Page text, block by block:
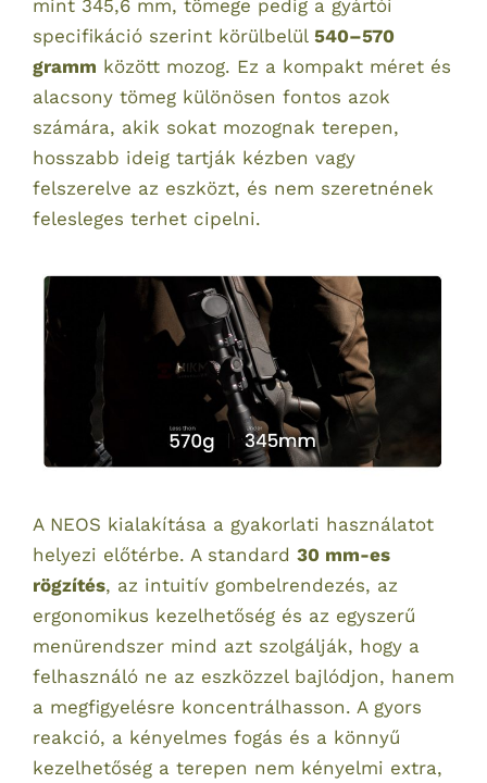
mint 345,6 mm, tömege pedig a gyártói
specifikáció szerint körülbelül 540–570
gramm között mozog. Ez a kompakt méret és
alacsony tömeg különösen fontos azok
számára, akik sokat mozognak terepen,
hosszabb ideig tartják kézben vagy
felszerelve az eszközt, és nem szeretnének
felesleges terhet cipelni.
A NEOS kialakítása a gyakorlati használatot
helyezi előtérbe. A standard 30 mm-es
rögzítés, az intuitív gombelrendezés, az
ergonomikus kezelhetőség és az egyszerű
menürendszer mind azt szolgálják, hogy a
felhasználó ne az eszközzel bajlódjon, hanem
a megfigyelésre koncentrálhasson. A gyors
reakció, a kényelmes fogás és a könnyű
kezelhetőség a terepen nem kényelmi extra,